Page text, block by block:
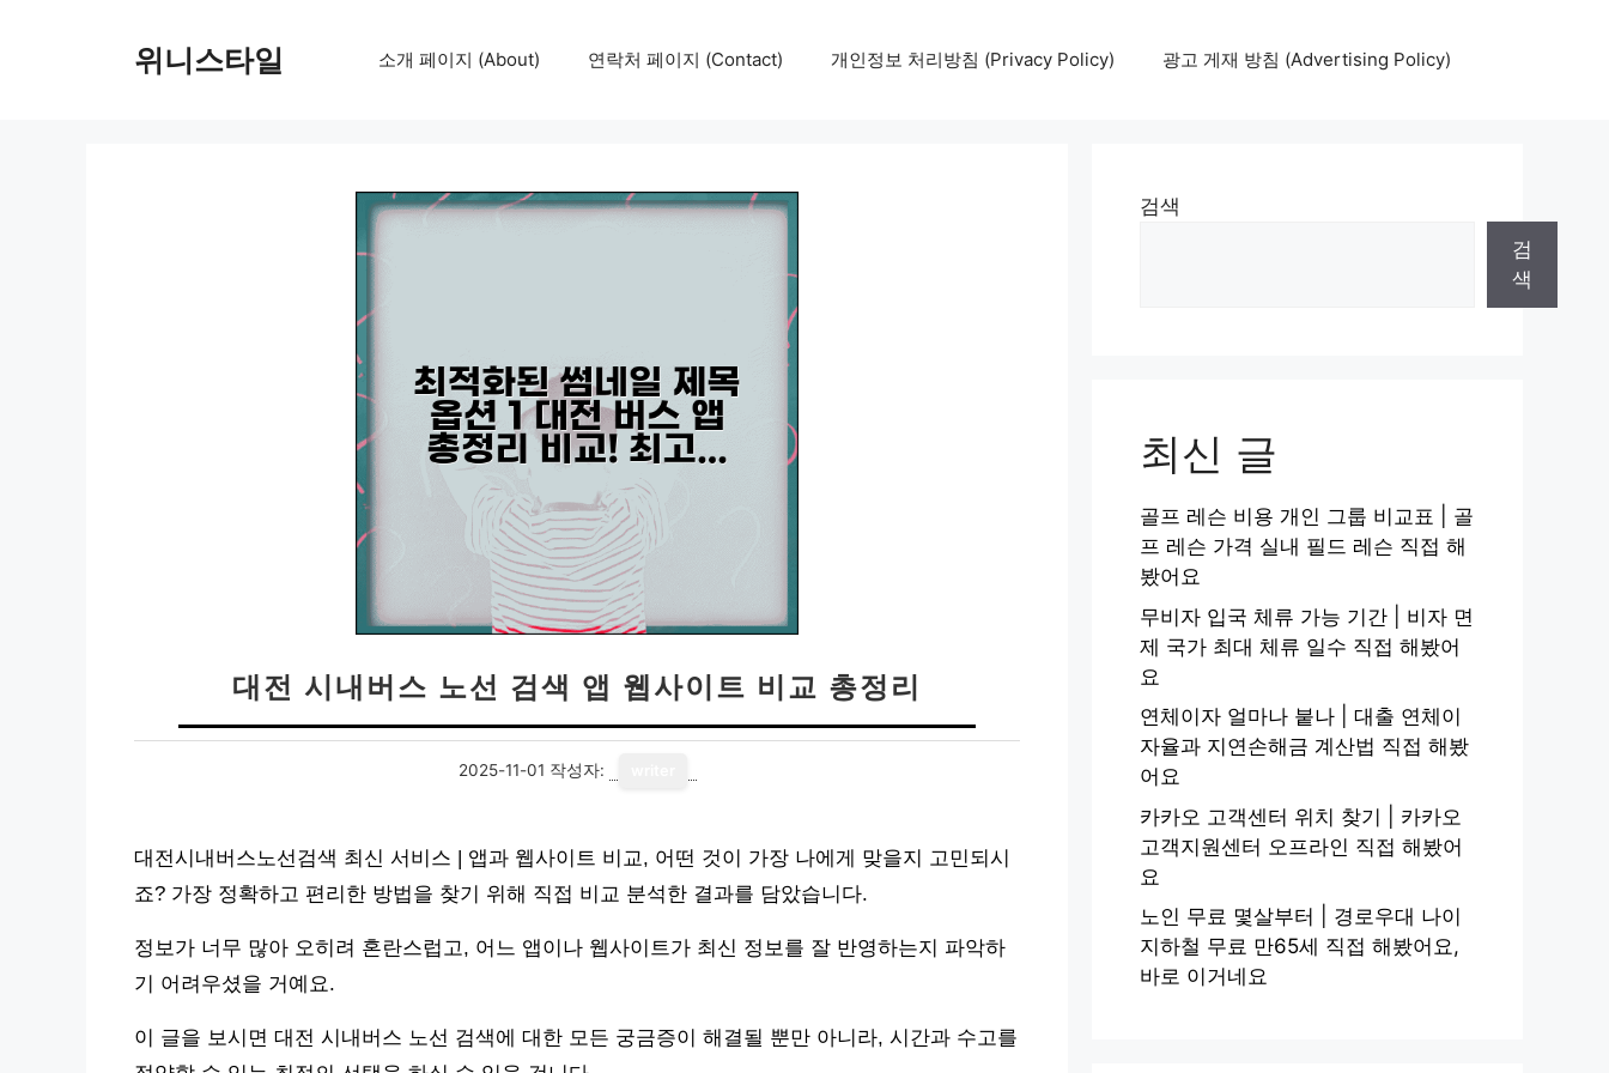
위니스타일 소개 페이지 (About) 연락처 페이지 (Contact) 개인정보 처리방침 (Privacy Policy) 광고 게재 방침 (Advertising Policy)
대전 시내버스 노선 검색 앱 웹사이트 비교 총정리
2025-11-01 작성자:
대전시내버스노선검색 최신 서비스 | 앱과 웹사이트 비교, 어떤 것이 가장 나에게 맞을지 고민되시
죠? 가장 정확하고 편리한 방법을 찾기 위해 직접 비교 분석한 결과를 담았습니다.
정보가 너무 많아 오히려 혼란스럽고, 어느 앱이나 웹사이트가 최신 정보를 잘 반영하는지 파악하
기 어려우셨을 거예요.
이 글을 보시면 대전 시내버스 노선 검색에 대한 모든 궁금증이 해결될 뿐만 아니라, 시간과 수고를
검색
검
색
최신 글
골프 레슨 비용 개인 그룹 비교표 | 골
프 레슨 가격 실내 필드 레슨 직접 해
봤어요
무비자 입국 체류 가능 기간 | 비자 면
제 국가 최대 체류 일수 직접 해봤어
요
연체이자 얼마나 붙나 | 대출 연체이
자율과 지연손해금 계산법 직접 해봤
어요
카카오 고객센터 위치 찾기 | 카카오
고객지원센터 오프라인 직접 해봤어
요
노인 무료 몇살부터 | 경로우대 나이
지하철 무료 만65세 직접 해봤어요,
바로 이거네요